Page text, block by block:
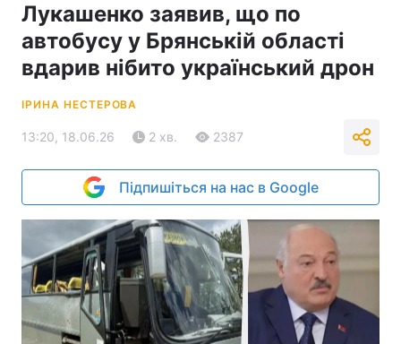
Лукашенко заявив, що по
автобусу у Брянській області
вдарив нібито український дрон
ІРИНА НЕСТЕРОВА
13:20, 18.06.26 2 хв. 2387
Підпишіться на нас в Google